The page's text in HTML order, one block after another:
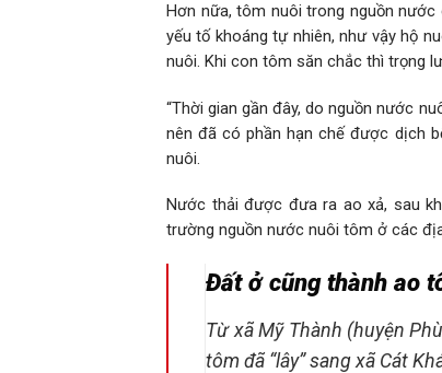
Hơn nữa, tôm nuôi trong nguồn
yếu tố khoáng tự nhiên, như vậy hộ
nuôi. Khi con tôm săn chắc thì trọng
“Thời gian gần đây, do nguồn nước
nên đã có phần hạn chế được dịch
nuôi.
Nước thải được đưa ra ao xả, sau
trường nguồn nước nuôi tôm ở các
Đất ở cũng thành ao
Từ xã Mỹ Thành (huyện
tôm đã “lây” sang xã Cát